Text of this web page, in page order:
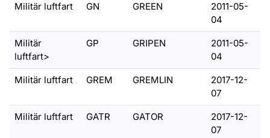
Militär luftfart GN GREEN
2011-05-
04
Militär
luftfart>
GP GRIPEN
2011-05-
04
Militär luftfart GREM GREMLIN
2017-12-
07
Militär luftfart GATR GATOR
2017-12-
07